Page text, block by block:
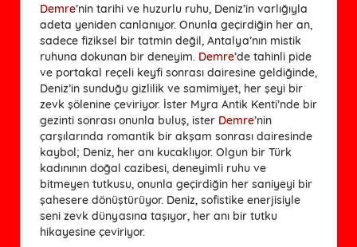
Demre’nin tarihi ve huzurlu ruhu, Deniz’in varlığıyla
adeta yeniden canlanıyor. Onunla geçirdiğin her an,
sadece fiziksel bir tatmin değil, Antalya’nın mistik
ruhuna dokunan bir deneyim. Demre’de tahinli pide
ve portakal reçeli keyfi sonrası dairesine geldiğinde,
Deniz’in sunduğu gizlilik ve samimiyet, her şeyi bir
zevk şölenine çeviriyor. İster Myra Antik Kenti’nde bir
gezinti sonrası onunla buluş, ister Demre’nin
çarşılarında romantik bir akşam sonrası dairesinde
kaybol; Deniz, her anı kucaklıyor. Olgun bir Türk
kadınının doğal cazibesi, deneyimli ruhu ve
bitmeyen tutkusu, onunla geçirdiğin her saniyeyi bir
şahesere dönüştürüyor. Deniz, sofistike enerjisiyle
seni zevk dünyasına taşıyor, her anı bir tutku
hikayesine çeviriyor.